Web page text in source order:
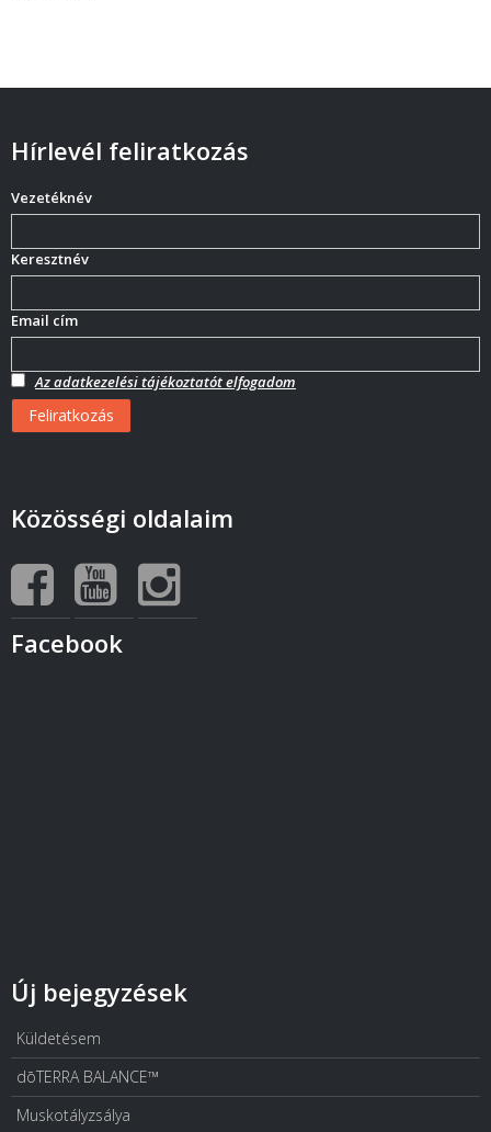
Hírlevél feliratkozás
Vezetéknév
Keresztnév
Email cím
Az adatkezelési tájékoztatót elfogadom
Közösségi oldalaim
Facebook
Új bejegyzések
Küldetésem
dōTERRA BALANCE™
Muskotályzsálya